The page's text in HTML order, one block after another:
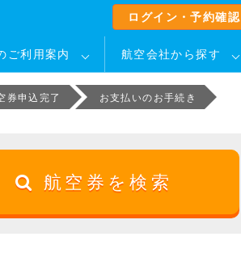
ログイン・予約確認
ご利用案内 航空会社から探す
券申込完了 お支払いのお手続き
航空券を検索